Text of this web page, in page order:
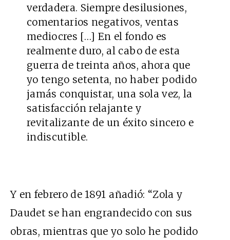
verdadera. Siempre desilusiones,
comentarios negativos, ventas
mediocres […] En el fondo es
realmente duro, al cabo de esta
guerra de treinta años, ahora que
yo tengo setenta, no haber podido
jamás conquistar, una sola vez, la
satisfacción relajante y
revitalizante de un éxito sincero e
indiscutible.
Y en febrero de 1891 añadió: “Zola y
Daudet se han engrandecido con sus
obras, mientras que yo solo he podido